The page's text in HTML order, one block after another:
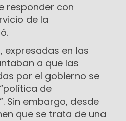
responder con
de la
expresadas en las
a que las
por el gobierno se
de
Sin embargo, desde
que se trata de una